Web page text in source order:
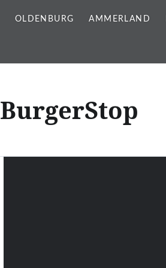
OLDENBURG AMMERLAND
BurgerStop